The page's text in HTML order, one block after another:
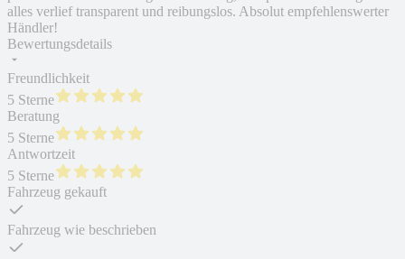
alles verlief transparent und reibungslos. Absolut empfehlenswerter
Händler!
Bewertungsdetails
Freundlichkeit
5 Sterne
Beratung
5 Sterne
Antwortzeit
5 Sterne
Fahrzeug gekauft
Fahrzeug wie beschrieben